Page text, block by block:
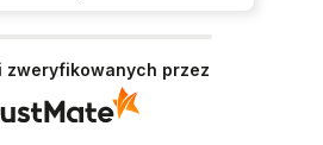
zweryfikowanych przez